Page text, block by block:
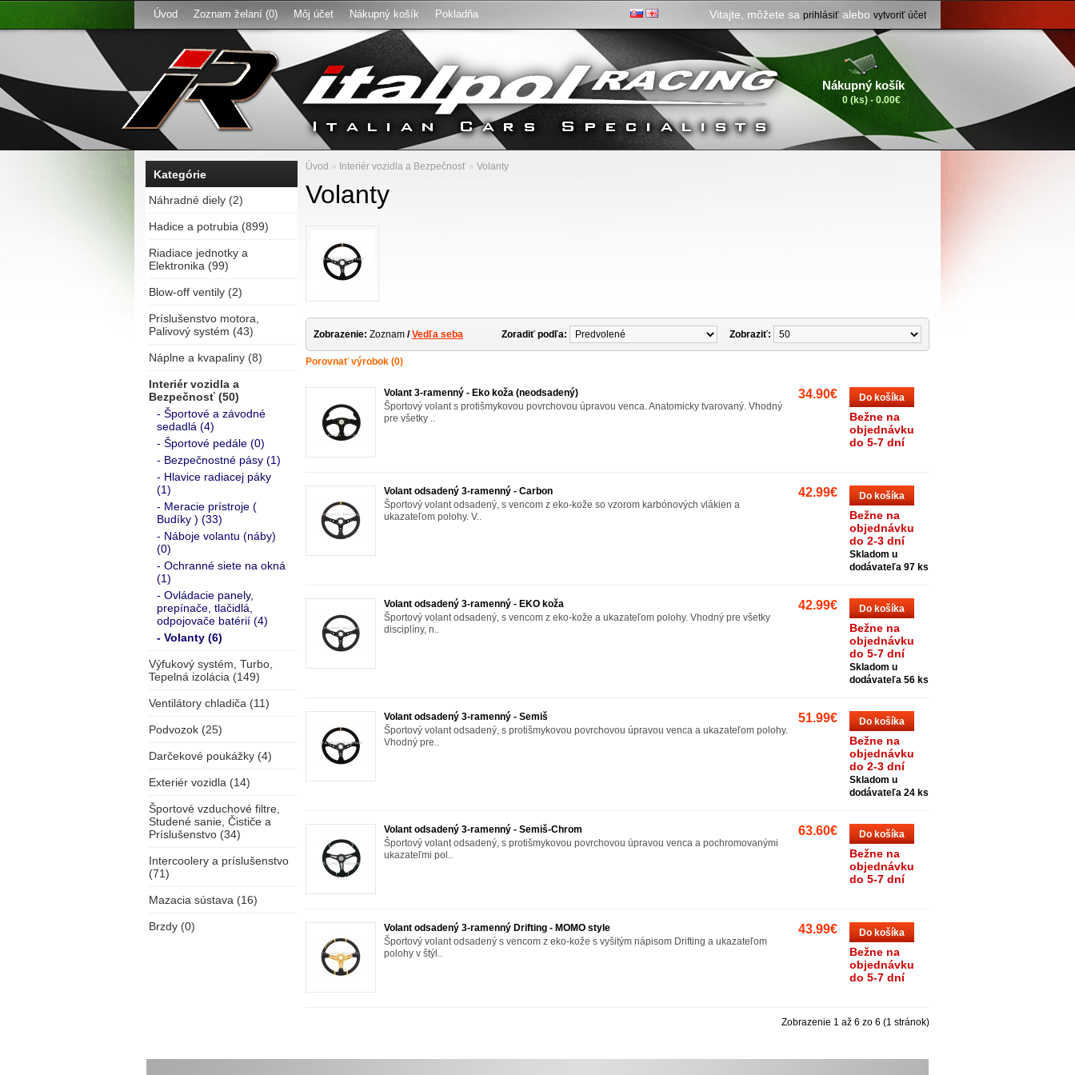
Úvod Zoznam želaní (0) Môj účet Nákupný košík Pokladňa Vitajte, môžete sa prihlásiť alebo vytvoriť účet
Nákupný košík
0 (ks) - 0.00€
Kategórie
Náhradné diely (2)
Hadice a potrubia (899)
Riadiace jednotky a
Elektronika (99)
Blow-off ventily (2)
Príslušenstvo motora,
Palivový systém (43)
Náplne a kvapaliny (8)
Interiér vozidla a
Bezpečnosť (50)
- Športové a závodné
sedadlá (4)
- Športové pedále (0)
- Bezpečnostné pásy (1)
- Hlavice radiacej páky
(1)
- Meracie prístroje (
Budíky ) (33)
- Náboje volantu (náby)
(0)
- Ochranné siete na okná
(1)
- Ovládacie panely,
prepínače, tlačidlá,
odpojovače batérií (4)
- Volanty (6)
Výfukový systém, Turbo,
Tepelná izolácia (149)
Ventilátory chladiča (11)
Podvozok (25)
Darčekové poukážky (4)
Exteriér vozidla (14)
Športové vzduchové filtre,
Studené sanie, Čističe a
Príslušenstvo (34)
Intercoolery a príslušenstvo
(71)
Mazacia sústava (16)
Brzdy (0)
Úvod » Interiér vozidla a Bezpečnosť » Volanty
Volanty
Zobrazenie: Zoznam / Vedľa seba Zobraziť:
Zoradiť podľa:
Porovnať výrobok (0)
Do košíka
Bežne na
objednávku
do 5-7 dní
34.90€
Volant 3-ramenný - Eko koža (neodsadený)
Športový volant s protišmykovou povrchovou úpravou venca. Anatomicky tvarovaný. Vhodný
pre všetky ..
Do košíka
Bežne na
objednávku
do 2-3 dní
Skladom u
dodávateľa 97 ks
42.99€
Volant odsadený 3-ramenný - Carbon
Športový volant odsadený, s vencom z eko-kože so vzorom karbónových vlákien a
ukazateľom polohy. V..
Do košíka
Bežne na
objednávku
do 5-7 dní
Skladom u
dodávateľa 56 ks
42.99€
Volant odsadený 3-ramenný - EKO koža
Športový volant odsadený, s vencom z eko-kože a ukazateľom polohy. Vhodný pre všetky
disciplíny, n..
Do košíka
Bežne na
objednávku
do 2-3 dní
Skladom u
dodávateľa 24 ks
51.99€
Volant odsadený 3-ramenný - Semiš
Športový volant odsadený, s protišmykovou povrchovou úpravou venca a ukazateľom polohy.
Vhodný pre..
Do košíka
Bežne na
objednávku
do 5-7 dní
63.60€
Volant odsadený 3-ramenný - Semiš-Chrom
Športový volant odsadený, s protišmykovou povrchovou úpravou venca a pochromovanými
ukazateľmi pol..
Do košíka
Bežne na
objednávku
do 5-7 dní
43.99€
Volant odsadený 3-ramenný Drifting - MOMO style
Športový volant odsadený s vencom z eko-kože s vyšitým nápisom Drifting a ukazateľom
polohy v štýl..
Zobrazenie 1 až 6 zo 6 (1 stránok)